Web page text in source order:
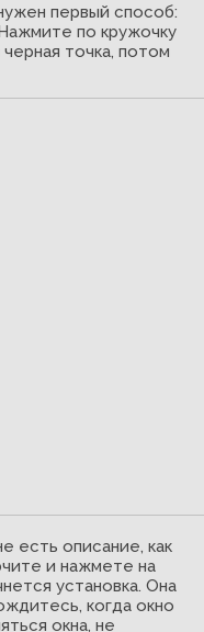
первый способ:
по кружочку
точка, потом
есть описание, как
и нажмете на
установка. Она
когда окно
окна, не